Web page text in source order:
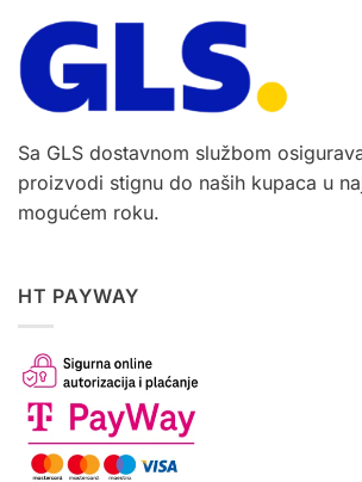
Sa GLS dostavnom službom
proizvodi stignu do naših kupaca u
mogućem roku.
HT PAYWAY